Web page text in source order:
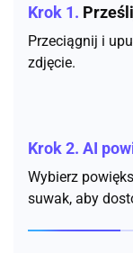
Krok 1.
Przeciągnij i
zdjęcie.
Krok 2. AI
Wybierz
suwak, aby